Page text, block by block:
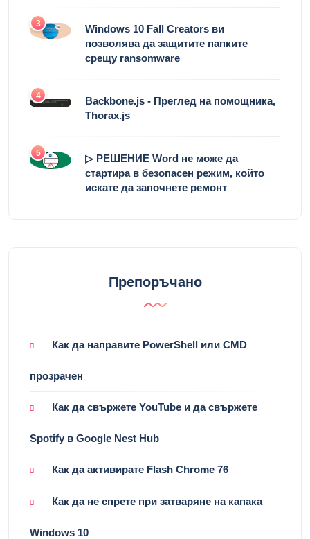
3
Windows 10 Fall Creators ви
позволява да защитите папките
срещу ransomware
4
Backbone.js - Преглед на помощника,
Thorax.js
5
▷ РЕШЕНИЕ Word не може да
стартира в безопасен режим, който
искате да започнете ремонт
Препоръчано
Как да направите PowerShell или CMD
прозрачен
Как да свържете YouTube и да свържете
Spotify в Google Nest Hub
Как да активирате Flash Chrome 76
Как да не спрете при затваряне на капака
Windows 10